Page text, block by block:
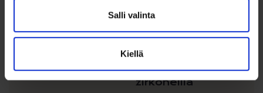
Salli valinta
KielläKolmiväriset
kultaiset
kukkakorvakorut
zirkoneilla